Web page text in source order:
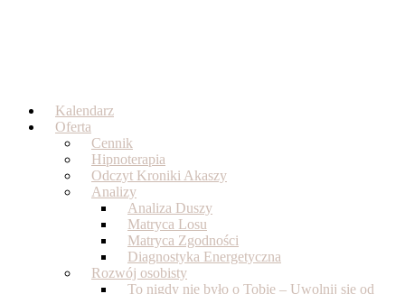
Kalendarz
Oferta
Cennik
Hipnoterapia
Odczyt Kroniki Akaszy
Analizy
Analiza Duszy
Matryca Losu
Matryca Zgodności
Diagnostyka Energetyczna
Rozwój osobisty
To nigdy nie było o Tobie – Uwolnij się od